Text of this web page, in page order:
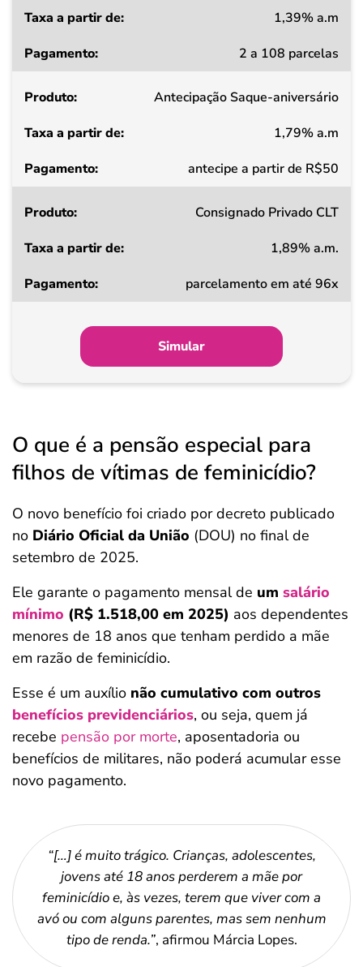
a
de
Pagamento
1,39% a.m
2 a 108 parcelas
Antecipação Saque-aniversário
1,79% a.m
antecipe a partir de R$50
Consignado Privado CLT
1,89% a.m.
parcelamento em até 96x
Simular
O que é a pensão especial para
filhos de vítimas de feminicídio?
O novo benefício foi criado por decreto publicado
no Diário Oficial da União (DOU) no final de
setembro de 2025.
Ele garante o pagamento mensal de um salário
mínimo (R$ 1.518,00 em 2025) aos dependentes
menores de 18 anos que tenham perdido a mãe
em razão de feminicídio.
Esse é um auxílio não cumulativo com outros
benefícios previdenciários, ou seja, quem já
recebe pensão por morte, aposentadoria ou
benefícios de militares, não poderá acumular esse
novo pagamento.
“[…] é muito trágico. Crianças, adolescentes,
jovens até 18 anos perderem a mãe por
feminicídio e, às vezes, terem que viver com a
avó ou com alguns parentes, mas sem nenhum
tipo de renda.”, afirmou Márcia Lopes.